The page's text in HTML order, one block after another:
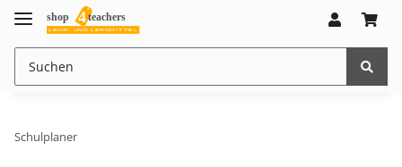
Schulplaner